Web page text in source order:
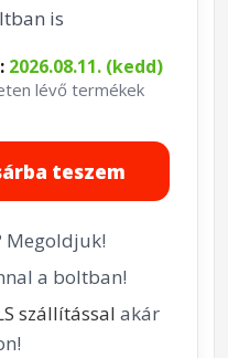
is
2026.08.11. (kedd)
lévő termékek
teszem
Megoldjuk!
a boltban!
szállítással akár